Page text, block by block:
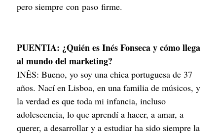
pero siempre con paso firme.
PUENTIA: ¿Quién es Inés Fonseca y cómo llega
al mundo del marketing?
INÊS: Bueno, yo soy una chica portuguesa de 37
años. Nací en Lisboa, en una familia de músicos, y
la verdad es que toda mi infancia, incluso
adolescencia, lo que aprendí a hacer, a amar, a
querer, a desarrollar y a estudiar ha sido siempre la